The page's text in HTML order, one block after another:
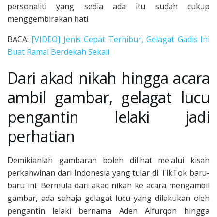
personaliti yang sedia ada itu sudah cukup
menggembirakan hati.
BACA: [VIDEO] Jenis Cepat Terhibur, Gelagat Gadis Ini
Buat Ramai Berdekah Sekali
Dari akad nikah hingga acara
ambil gambar, gelagat lucu
pengantin lelaki jadi
perhatian
Demikianlah gambaran boleh dilihat melalui kisah
perkahwinan dari Indonesia yang tular di TikTok baru-
baru ini. Bermula dari akad nikah ke acara mengambil
gambar, ada sahaja gelagat lucu yang dilakukan oleh
pengantin lelaki bernama Aden Alfurqon hingga